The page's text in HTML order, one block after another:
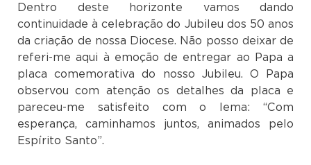
Dentro deste horizonte vamos dando
continuidade à celebração do Jubileu dos 50 anos
da criação de nossa Diocese. Não posso deixar de
referi-me aqui à emoção de entregar ao Papa a
placa comemorativa do nosso Jubileu. O Papa
observou com atenção os detalhes da placa e
pareceu-me satisfeito com o lema: “Com
esperança, caminhamos juntos, animados pelo
Espírito Santo”.